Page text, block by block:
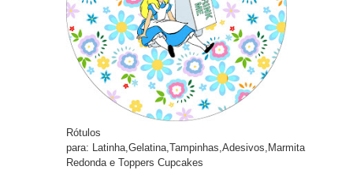
Rótulos
para:
Latinha,Gelatina,Tampinhas,Adesivos,Marmita
Redonda e Toppers Cupcakes